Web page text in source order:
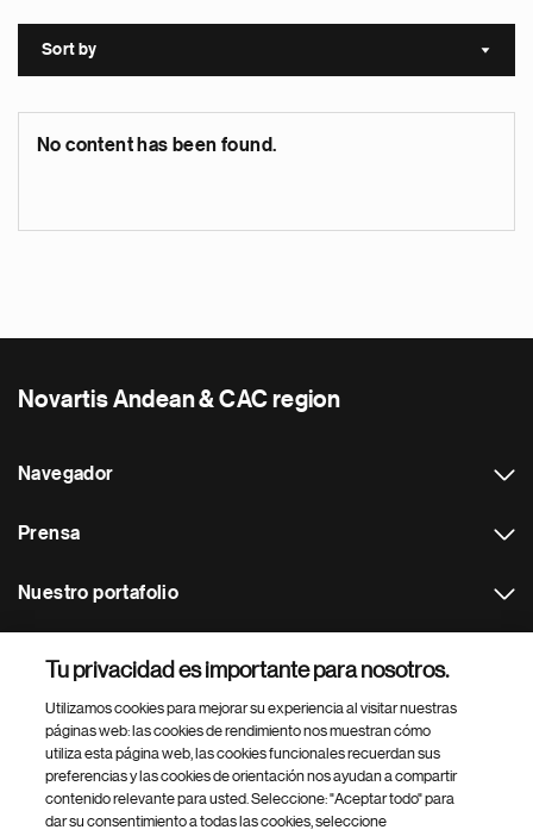
Sort by Sort
No content has been found.
Novartis Andean & CAC region
Navegador
Prensa
Nuestro portafolio
Footer Site Search
Tu privacidad es importante para nosotros.
Utilizamos cookies para mejorar su experiencia al visitar nuestras
páginas web: las cookies de rendimiento nos muestran cómo
utiliza esta página web, las cookies funcionales recuerdan sus
preferencias y las cookies de orientación nos ayudan a compartir
contenido relevante para usted. Seleccione: "Aceptar todo" para
dar su consentimiento a todas las cookies, seleccione